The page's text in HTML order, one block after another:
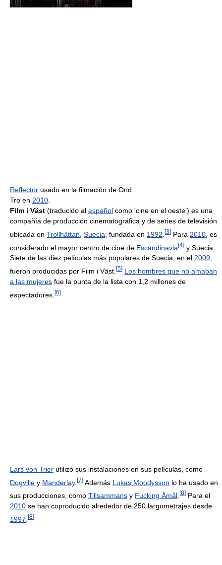
Reflector usado en la filmación de Ond
Tro en 2010
Film i Väst (traducido al español como 'cine en el oeste') es una
compañía de producción cinematográfica y de series de televisión
ubicada en Trollhättan Suecia , fundada en 1992 [3] Para 2010 , es
considerado el mayor centro de cine de Escandinavia[4] y Suecia.
Siete de las diez películas más populares de Suecia, en el 2009,
fueron producidas por Film i Väst. [5] Los hombres que no amaban
a las mujeres fue la punta de la lista con 1,2 millones de
espectadores. [6]
Lars von Trier utilizó sus instalaciones en sus películas, como
Dogville y Manderlay. [7] Además Lukas Moodysson lo ha usado en
sus producciones, como Tillsammans y Fucking Åmål [8] Para el
2010 se han coproducido alrededor de 250 largometrajes desde
1997 [8]